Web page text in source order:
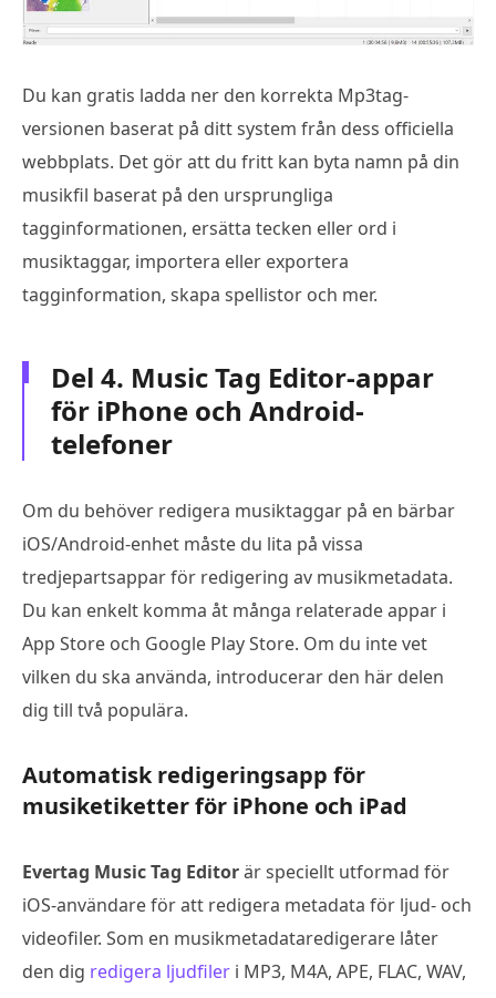
Du kan gratis ladda ner den korrekta Mp3tag-
versionen baserat på ditt system från dess officiella
webbplats. Det gör att du fritt kan byta namn på din
musikfil baserat på den ursprungliga
tagginformationen, ersätta tecken eller ord i
musiktaggar, importera eller exportera
tagginformation, skapa spellistor och mer.
Del 4. Music Tag Editor-appar
för iPhone och Android-
telefoner
Om du behöver redigera musiktaggar på en bärbar
iOS/Android-enhet måste du lita på vissa
tredjepartsappar för redigering av musikmetadata.
Du kan enkelt komma åt många relaterade appar i
App Store och Google Play Store. Om du inte vet
vilken du ska använda, introducerar den här delen
dig till två populära.
Automatisk redigeringsapp för
musiketiketter för iPhone och iPad
Evertag Music Tag Editorär speciellt utformad för
iOS-användare för att redigera metadata för ljud- och
videofiler. Som en musikmetadataredigerare låter
den dig redigera ljudfiler i MP3, M4A, APE, FLAC, WAV,